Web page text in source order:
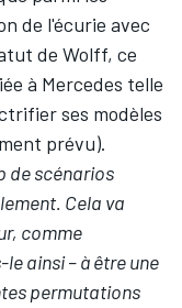
de l'écurie avec
de Wolff, ce
à Mercedes telle
ses modèles
prévu).
de scénarios
Cela va
comme
ainsi – à être une
permutations